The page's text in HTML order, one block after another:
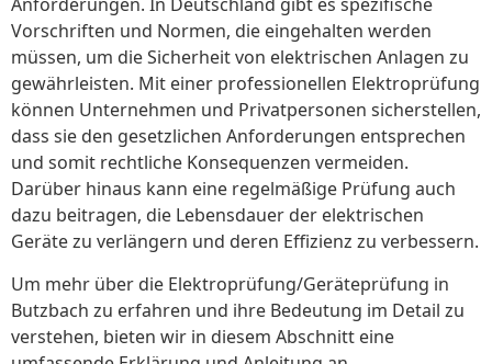
Anforderungen. In Deutschland gibt es spezifische
Vorschriften und Normen, die eingehalten werden
müssen, um die Sicherheit von elektrischen Anlagen zu
gewährleisten. Mit einer professionellen Elektroprüfung
können Unternehmen und Privatpersonen sicherstellen,
dass sie den gesetzlichen Anforderungen entsprechen
und somit rechtliche Konsequenzen vermeiden.
Darüber hinaus kann eine regelmäßige Prüfung auch
dazu beitragen, die Lebensdauer der elektrischen
Geräte zu verlängern und deren Effizienz zu verbessern.
Um mehr über die Elektroprüfung/Geräteprüfung in
Butzbach zu erfahren und ihre Bedeutung im Detail zu
verstehen, bieten wir in diesem Abschnitt eine